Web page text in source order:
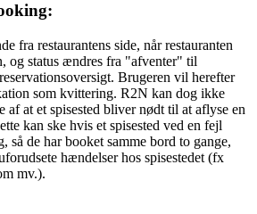
fra restaurantens side, når restauranten
og status ændres fra "afventer" til
Brugeren vil herefter
som kvittering. R2N kan dog ikke
at et spisested bliver nødt til at aflyse en
kan ske hvis et spisested ved en fejl
så de har booket samme bord to gange,
hændelser hos spisestedet (fx
mv.).